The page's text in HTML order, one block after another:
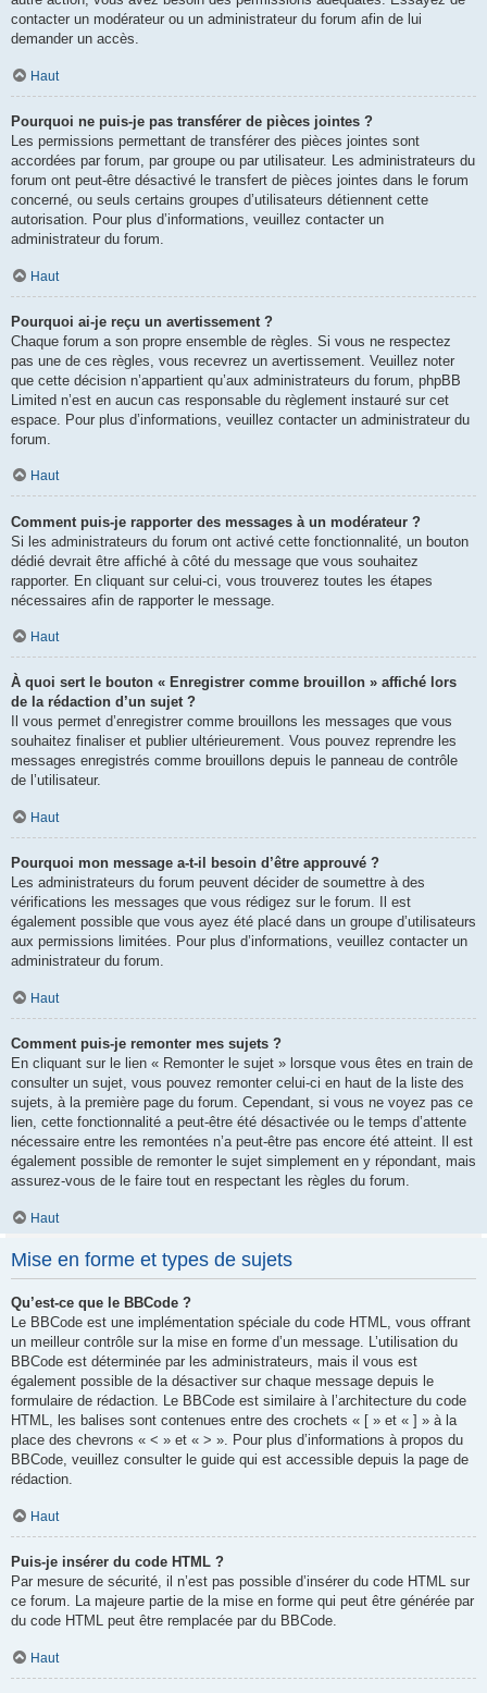
contacter un modérateur ou un administrateur du forum afin de lui
demander un accès.
Haut
Pourquoi ne puis-je pas transférer de pièces jointes ?
Les permissions permettant de transférer des pièces jointes sont
accordées par forum, par groupe ou par utilisateur. Les administrateurs du
forum ont peut-être désactivé le transfert de pièces jointes dans le forum
concerné, ou seuls certains groupes d’utilisateurs détiennent cette
autorisation. Pour plus d’informations, veuillez contacter un
administrateur du forum.
Haut
Pourquoi ai-je reçu un avertissement ?
Chaque forum a son propre ensemble de règles. Si vous ne respectez
pas une de ces règles, vous recevrez un avertissement. Veuillez noter
que cette décision n’appartient qu’aux administrateurs du forum, phpBB
Limited n’est en aucun cas responsable du règlement instauré sur cet
espace. Pour plus d’informations, veuillez contacter un administrateur du
forum.
Haut
Comment puis-je rapporter des messages à un modérateur ?
Si les administrateurs du forum ont activé cette fonctionnalité, un bouton
dédié devrait être affiché à côté du message que vous souhaitez
rapporter. En cliquant sur celui-ci, vous trouverez toutes les étapes
nécessaires afin de rapporter le message.
Haut
À quoi sert le bouton « Enregistrer comme brouillon » affiché lors
de la rédaction d’un sujet ?
Il vous permet d’enregistrer comme brouillons les messages que vous
souhaitez finaliser et publier ultérieurement. Vous pouvez reprendre les
messages enregistrés comme brouillons depuis le panneau de contrôle
de l’utilisateur.
Haut
Pourquoi mon message a-t-il besoin d’être approuvé ?
Les administrateurs du forum peuvent décider de soumettre à des
vérifications les messages que vous rédigez sur le forum. Il est
également possible que vous ayez été placé dans un groupe d’utilisateurs
aux permissions limitées. Pour plus d’informations, veuillez contacter un
administrateur du forum.
Haut
Comment puis-je remonter mes sujets ?
En cliquant sur le lien « Remonter le sujet » lorsque vous êtes en train de
consulter un sujet, vous pouvez remonter celui-ci en haut de la liste des
sujets, à la première page du forum. Cependant, si vous ne voyez pas ce
lien, cette fonctionnalité a peut-être été désactivée ou le temps d’attente
nécessaire entre les remontées n’a peut-être pas encore été atteint. Il est
également possible de remonter le sujet simplement en y répondant, mais
assurez-vous de le faire tout en respectant les règles du forum.
Haut
Mise en forme et types de sujets
Qu’est-ce que le BBCode ?
Le BBCode est une implémentation spéciale du code HTML, vous offrant
un meilleur contrôle sur la mise en forme d’un message. L’utilisation du
BBCode est déterminée par les administrateurs, mais il vous est
également possible de la désactiver sur chaque message depuis le
formulaire de rédaction. Le BBCode est similaire à l’architecture du code
HTML, les balises sont contenues entre des crochets « [ » et « ] » à la
place des chevrons « < » et « > ». Pour plus d’informations à propos du
BBCode, veuillez consulter le guide qui est accessible depuis la page de
rédaction.
Haut
Puis-je insérer du code HTML ?
Par mesure de sécurité, il n’est pas possible d’insérer du code HTML sur
ce forum. La majeure partie de la mise en forme qui peut être générée par
du code HTML peut être remplacée par du BBCode.
Haut